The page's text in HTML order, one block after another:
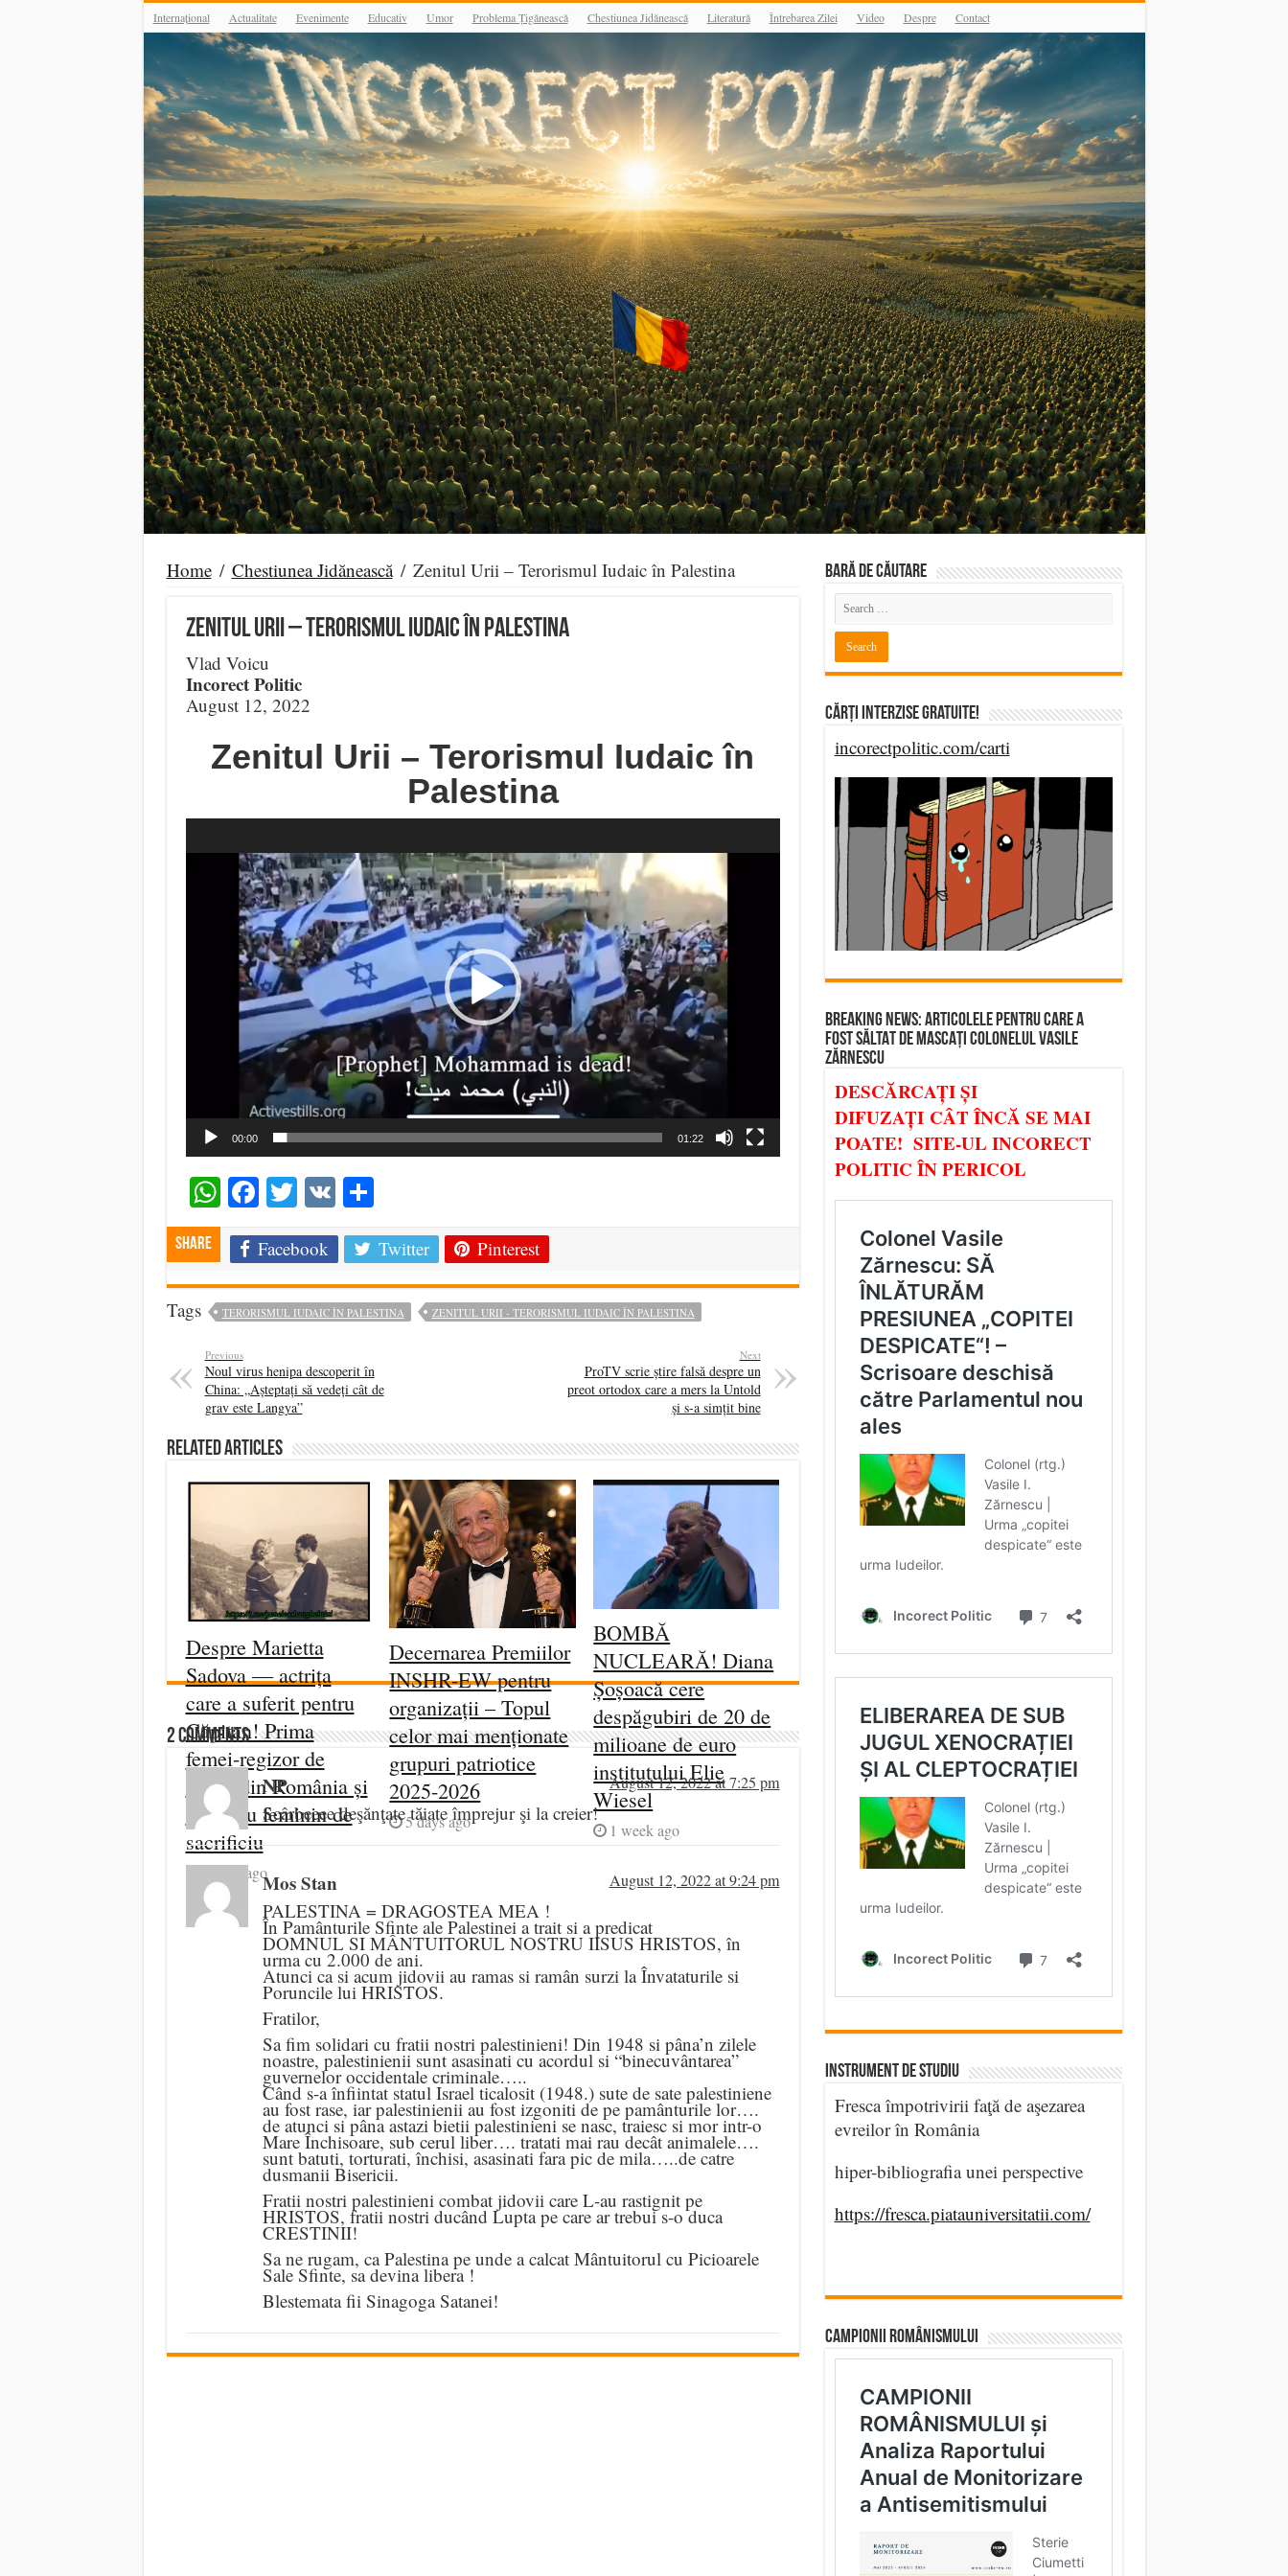
Internațional Actualitate Evenimente Educativ Umor Problema Țigănească Chestiunea Jidănească Literatură Întrebarea Zilei Video Despre Contact
Home / Chestiunea Jidănească / Zenitul Urii – Terorismul Iudaic în Palestina
Zenitul Urii – Terorismul Iudaic în Palestina
Vlad Voicu
Incorect Politic
August 12, 2022
Zenitul Urii – Terorismul Iudaic în
Palestina
Player
00:00 01:22
WhatsApp
Facebook
Twitter
VKShare
Share Facebook Twitter Pinterest
Tags TERORISMUL IUDAIC ÎN PALESTINA ZENITUL URII - TERORISMUL IUDAIC ÎN PALESTINA
Previous
Noul virus henipa descoperit în
China: „Așteptați să vedeți cât de
grav este Langya”
Next
ProTV scrie știre falsă despre un
preot ortodox care a mers la Untold
și s-a simțit bine
Related Articles
Despre Marietta
Sadova — actrița
care a suferit pentru
Căpitan! Prima
femei-regizor de
teatru din România și
exemplu feminin de
sacrificiu
3 days ago
Decernarea Premiilor
INSHR-EW pentru
organizații – Topul
celor mai menționate
grupuri patriotice
2025-2026
5 days ago
BOMBĂ
NUCLEARĂ! Diana
Șoșoacă cere
despăgubiri de 20 de
milioane de euro
institutului Elie
Wiesel
1 week ago
2 comments
NP August 12, 2022 at 7:25 pm
Scârbeeee deşănţate tăiate împrejur şi la creier!
Mos Stan August 12, 2022 at 9:24 pm
PALESTINA = DRAGOSTEA MEA !
În Pamânturile Sfinte ale Palestinei a trait si a predicat
DOMNUL SI MÂNTUITORUL NOSTRU IISUS HRISTOS, în
urma cu 2.000 de ani.
Atunci ca si acum jidovii au ramas si ramân surzi la Învataturile si
Poruncile lui HRISTOS.
Fratilor,
Sa fim solidari cu fratii nostri palestinieni! Din 1948 si pâna’n zilele
noastre, palestinienii sunt asasinati cu acordul si “binecuvântarea”
guvernelor occidentale criminale…..
Când s-a înfiintat statul Israel ticalosit (1948.) sute de sate palestiniene
au fost rase, iar palestinienii au fost izgoniti de pe pamânturile lor….
de atunci si pâna astazi bietii palestinieni se nasc, traiesc si mor intr-o
Mare Închisoare, sub cerul liber…. tratati mai rau decât animalele….
sunt batuti, torturati, închisi, asasinati fara pic de mila…..de catre
dusmanii Bisericii.
Fratii nostri palestinieni combat jidovii care L-au rastignit pe
HRISTOS, fratii nostri ducând Lupta pe care ar trebui s-o duca
CRESTINII!
Sa ne rugam, ca Palestina pe unde a calcat Mântuitorul cu Picioarele
Sale Sfinte, sa devina libera !
Blestemata fii Sinagoga Satanei!
BARĂ DE CĂUTARE
Cărți Interzise Gratuite!
incorectpolitic.com/carti
BREAKING NEWS: ARTICOLELE PENTRU CARE A
FOST SĂLTAT DE MASCAȚI COLONELUL VASILE
ZĂRNESCU
DESCĂRCAȚI ȘI
DIFUZAȚI CÂT ÎNCĂ SE MAI
POATE! SITE-UL INCORECT
POLITIC ÎN PERICOL
INSTRUMENT DE STUDIU
Fresca împotrivirii faţă de aşezarea
evreilor în România
hiper-bibliografia unei perspective
https://fresca.piatauniversitatii.com/
CAMPIONII ROMÂNISMULUI